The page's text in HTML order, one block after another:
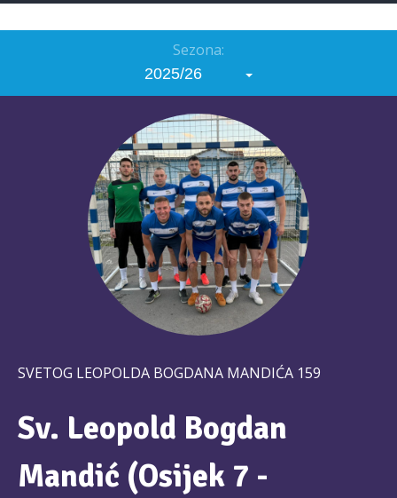
Sezona:
2025/26
SVETOG LEOPOLDA BOGDANA MANDIĆA 159
Sv. Leopold Bogdan
Mandić (Osijek 7 -